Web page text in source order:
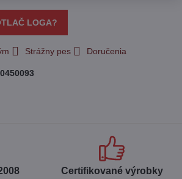
LOGA?
Strážny pes Doručenia
Certifikované výrobky